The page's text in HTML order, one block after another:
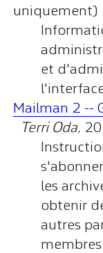
uniquement)
et
Mailman 2 --
Terri Oda,
les
obtenir
autres
membres.